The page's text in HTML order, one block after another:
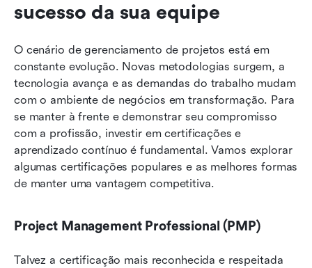
sucesso da sua equipe
O cenário de gerenciamento de projetos está em
constante evolução. Novas metodologias surgem, a
tecnologia avança e as demandas do trabalho mudam
com o ambiente de negócios em transformação. Para
se manter à frente e demonstrar seu compromisso
com a profissão, investir em certificações e
aprendizado contínuo é fundamental. Vamos explorar
algumas certificações populares e as melhores formas
de manter uma vantagem competitiva.
Project Management Professional (PMP)
Talvez a certificação mais reconhecida e respeitada